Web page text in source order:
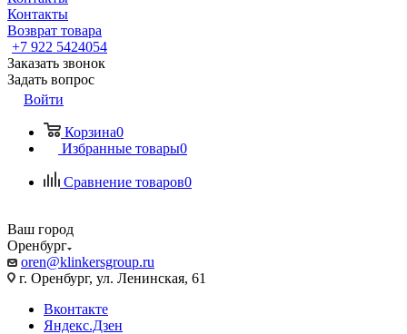
Контакты
Возврат товара
+7 922 5424054
Заказать звонок
Задать вопрос
Войти
Корзина0
Избранные товары0
Сравнение товаров0
Ваш город
Оренбург
oren@klinkersgroup.ru
г. Оренбург, ул. Ленинская, 61
Вконтакте
Яндекс.Дзен